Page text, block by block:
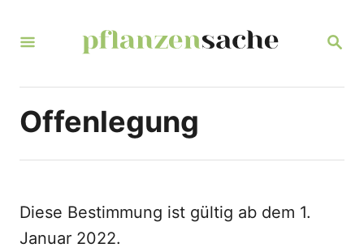
S
R
Offenlegung
Diese Bestimmung ist gültig ab dem 1.
Januar 2022.